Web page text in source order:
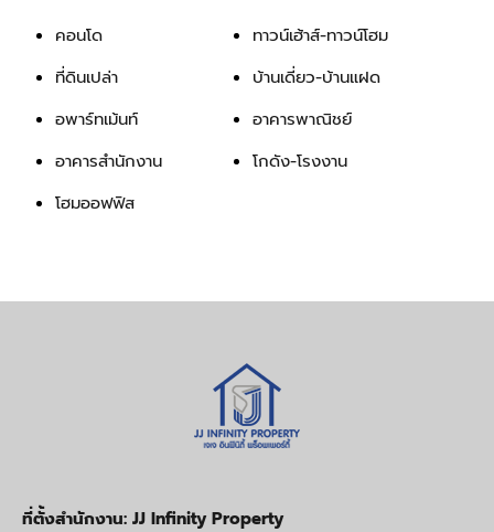
คอนโด
ทาวน์เฮ้าส์-ทาวน์โฮม
ที่ดินเปล่า
บ้านเดี่ยว-บ้านแฝด
อพาร์ทเม้นท์
อาคารพาณิชย์
อาคารสำนักงาน
โกดัง-โรงงาน
โฮมออฟฟิส
ที่ตั้งสำนักงาน: JJ Infinity Property